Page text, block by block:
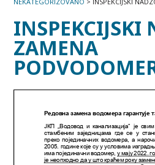
INSPEKCIJSKI
ZAMENA